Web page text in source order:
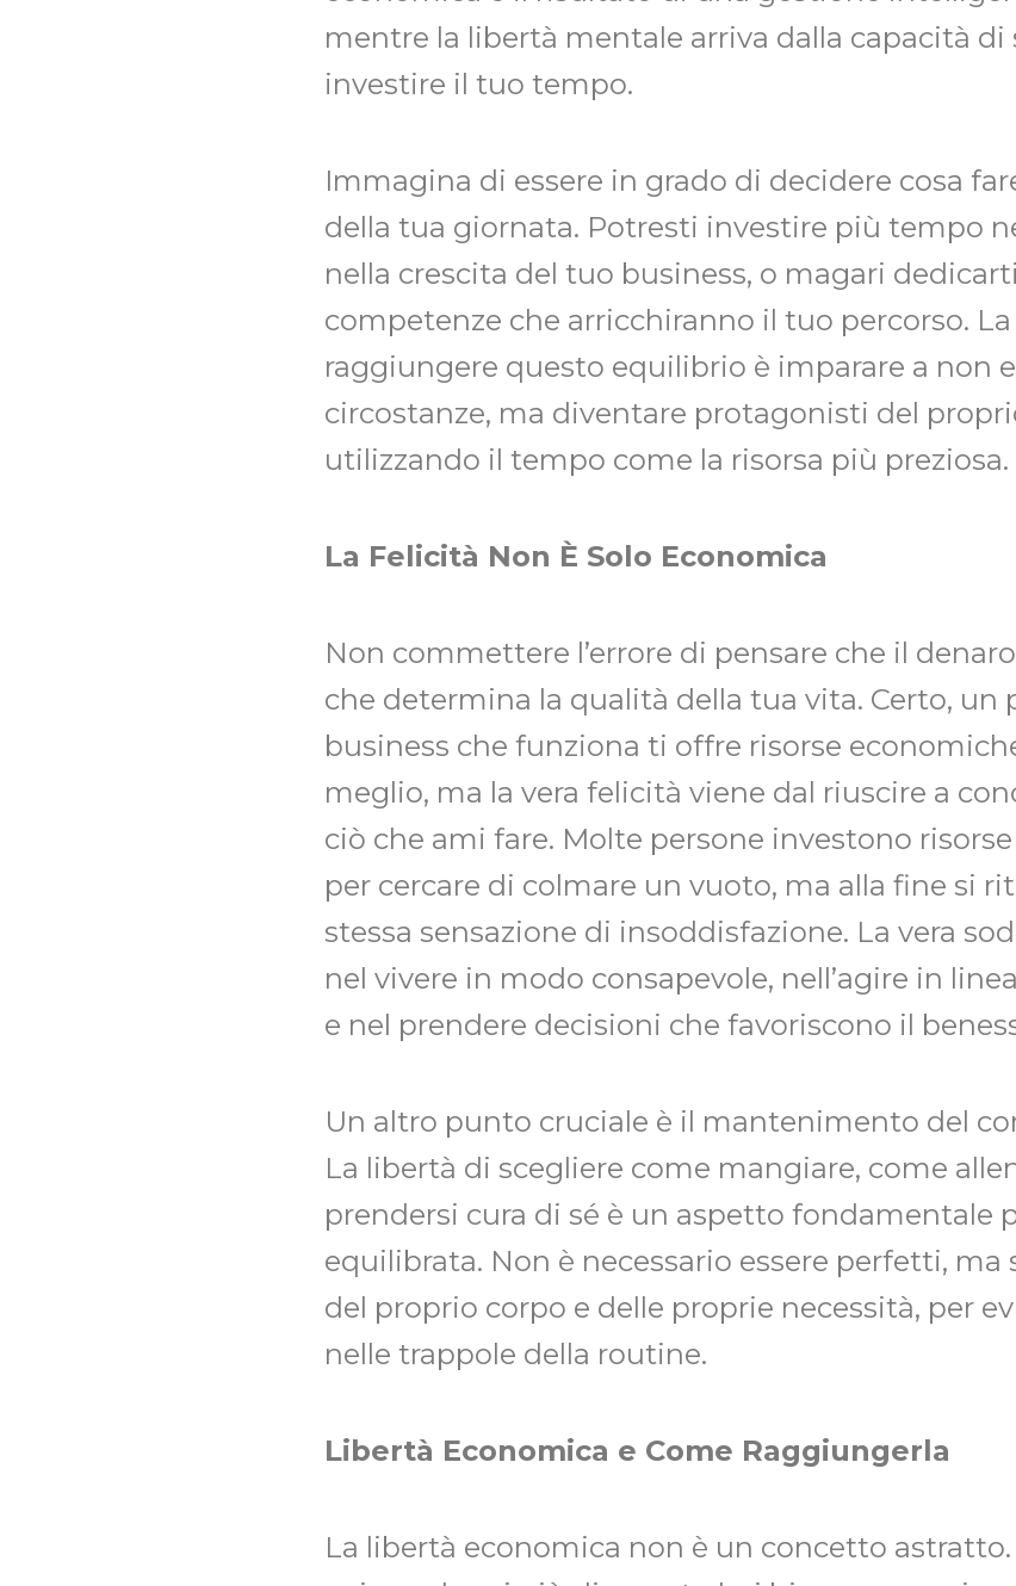
mentre la libertà mentale arriva dalla capacità di
investire il tuo tempo.
Immagina di essere in grado di decidere cosa
della tua giornata. Potresti investire più tempo
nella crescita del tuo business, o magari
competenze che arricchiranno il tuo percorso.
raggiungere questo equilibrio è imparare a non
circostanze, ma diventare protagonisti del
utilizzando il tempo come la risorsa più preziosa.
La Felicità Non È Solo Economica
Non commettere l’errore di pensare che il
che determina la qualità della tua vita. Certo, un
business che funziona ti offre risorse
meglio, ma la vera felicità viene dal riuscire a
ciò che ami fare. Molte persone investono
per cercare di colmare un vuoto, ma alla fine si
stessa sensazione di insoddisfazione. La vera
nel vivere in modo consapevole, nell’agire in
e nel prendere decisioni che favoriscono il
Un altro punto cruciale è il mantenimento del
La libertà di scegliere come mangiare, come
prendersi cura di sé è un aspetto fondamentale
equilibrata. Non è necessario essere perfetti, ma
del proprio corpo e delle proprie necessità, per
nelle trappole della routine.
Libertà Economica e Come Raggiungerla
La libertà economica non è un concetto